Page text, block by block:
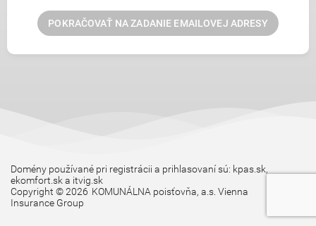
Domény používané pri registrácii a prihlasovaní sú: kpas.sk,
ekomfort.sk a itvig.sk
Copyright © 2026 KOMUNÁLNA poisťovňa, a.s. Vienna
Insurance Group
POKRAČOVAŤ NA ZADANIE EMAILOVEJ ADRESY
warning
warning
našich
IT
systémov.